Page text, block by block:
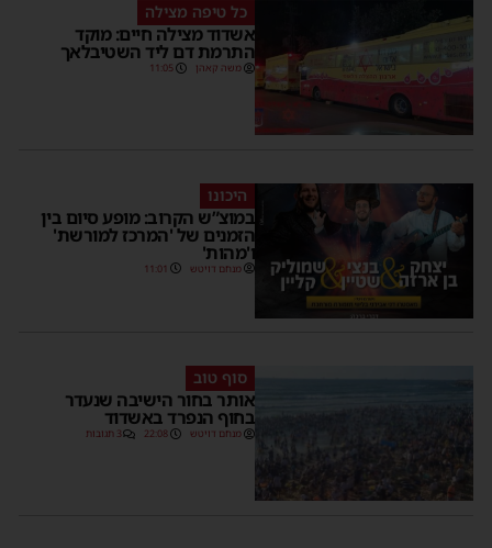
כל טיפה מצילה
אשדוד מצילה חיים: מוקד
התרמת דם ליד השטיבלאך
משה קאהן 11:05
היכונו
במוצ”ש הקרוב: מופע סיום בין
הזמנים של 'המרכז למורשת'
ו'מהות'
מנחם דויטש 11:01
סוף טוב
אותר בחור הישיבה שנעדר
בחוף הנפרד באשדוד
מנחם דויטש 22:08 3 תגובות